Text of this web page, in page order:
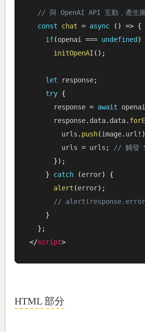
// 與 OpenAI API 互動，產生
const
chat = async ( ) => {
if(openai === undefined )
initOpenAI ( ) ;
let response;
try {
      response
= await openai
      response
. data. data.
        urls
. push(image. url ! )
        urls
= urls ;
// 觸發
}) ;
}
catch (error)
{
alert (error) ;
//
}
} ;
</script>
HTML 部分